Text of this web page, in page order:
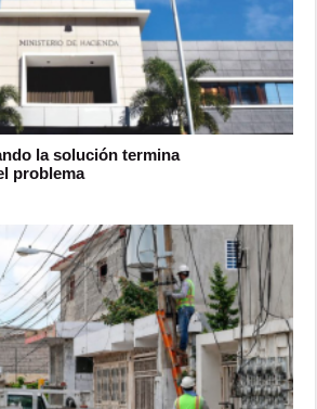
la solución termina
problema